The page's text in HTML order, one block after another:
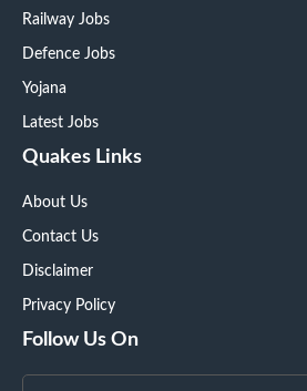
Railway Jobs
Defence Jobs
Yojana
Latest Jobs
Quakes Links
About Us
Contact Us
Disclaimer
Privacy Policy
Follow Us On